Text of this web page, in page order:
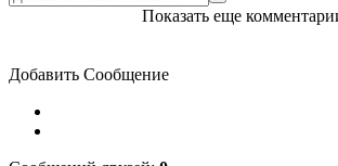
Показать еще
Добавить Сообщение